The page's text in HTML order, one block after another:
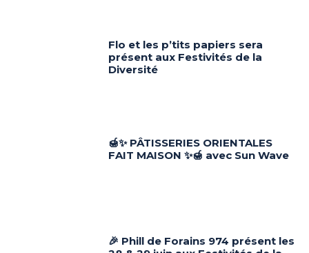
Flo et les p’tits papiers sera
présent aux Festivités de la
Diversité
🍯✨ PÂTISSERIES ORIENTALES
FAIT MAISON ✨🍯 avec Sun Wave
🎉 Phill de Forains 974 présent les